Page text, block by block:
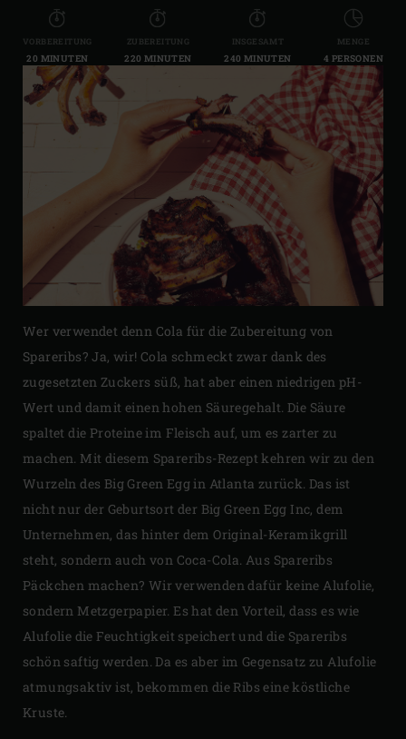
VORBEREITUNG
20 MINUTEN
ZUBEREITUNG
220 MINUTEN
INSGESAMT
240 MINUTEN
MENGE
4 PERSONEN
Wer verwendet denn Cola für die Zubereitung von
Spareribs? Ja, wir! Cola schmeckt zwar dank des
zugesetzten Zuckers süß, hat aber einen niedrigen pH-
Wert und damit einen hohen Säuregehalt. Die Säure
spaltet die Proteine im Fleisch auf, um es zarter zu
machen. Mit diesem Spareribs-Rezept kehren wir zu den
Wurzeln des Big Green Egg in Atlanta zurück. Das ist
nicht nur der Geburtsort der Big Green Egg Inc, dem
Unternehmen, das hinter dem Original-Keramikgrill
steht, sondern auch von Coca-Cola. Aus Spareribs
Päckchen machen? Wir verwenden dafür keine Alufolie,
sondern Metzgerpapier. Es hat den Vorteil, dass es wie
Alufolie die Feuchtigkeit speichert und die Spareribs
schön saftig werden. Da es aber im Gegensatz zu Alufolie
atmungsaktiv ist, bekommen die Ribs eine köstliche
Kruste.